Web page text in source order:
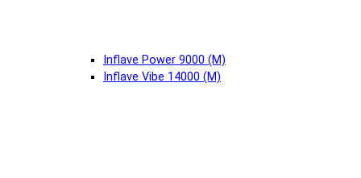
Inflave Power 9000 (М)
Inflave Vibe 14000 (М)